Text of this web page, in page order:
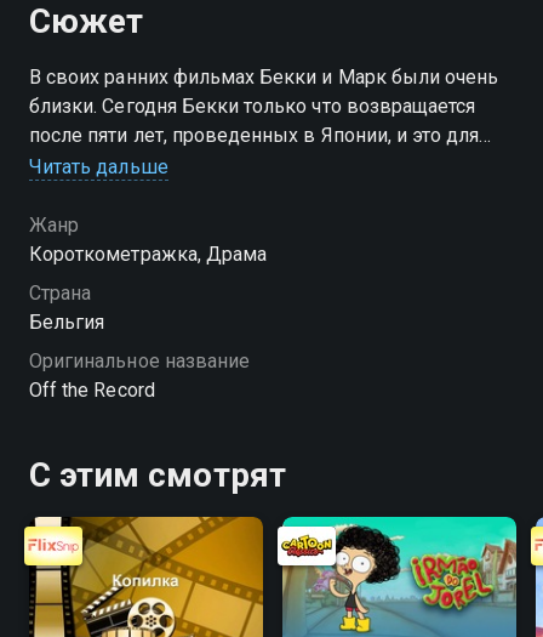
Сюжет
В своих ранних фильмах Бекки и Марк были очень
близки. Сегодня Бекки только что возвращается
после пяти лет, проведенных в Японии, и это для
неё и Марк их первая возможность встретиться
границей
Посмотреть онлайн 1 сезон сериала Не для записи
вы можете совершенно бесплатно в хорошем HD
Читать дальше
Жанр
Короткометражка, Драма
Страна
Бельгия
Оригинальное название
Off the Record
С этим смотрят